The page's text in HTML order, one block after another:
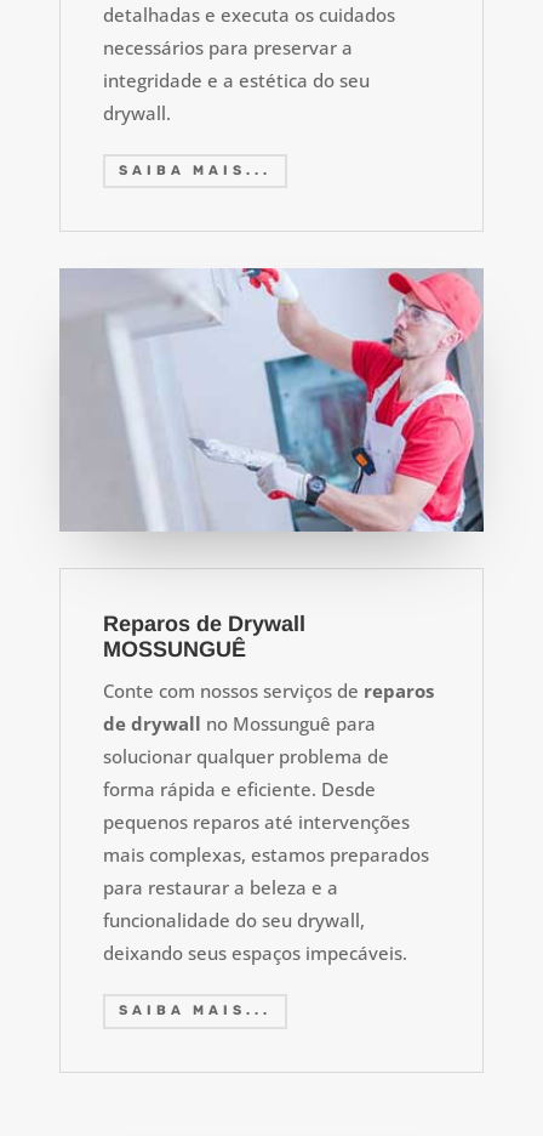
detalhadas e executa os cuidados
necessários para preservar a
integridade e a estética do seu
drywall.
SAIBA MAIS...
Reparos de Drywall
MOSSUNGUÊ
Conte com nossos serviços de reparos
de drywall no Mossunguê para
solucionar qualquer problema de
forma rápida e eficiente. Desde
pequenos reparos até intervenções
mais complexas, estamos preparados
para restaurar a beleza e a
funcionalidade do seu drywall,
deixando seus espaços impecáveis.
SAIBA MAIS...